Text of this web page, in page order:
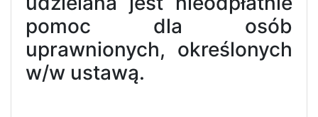
pomoc dla osób
uprawnionych, określonych
w/w ustawą.